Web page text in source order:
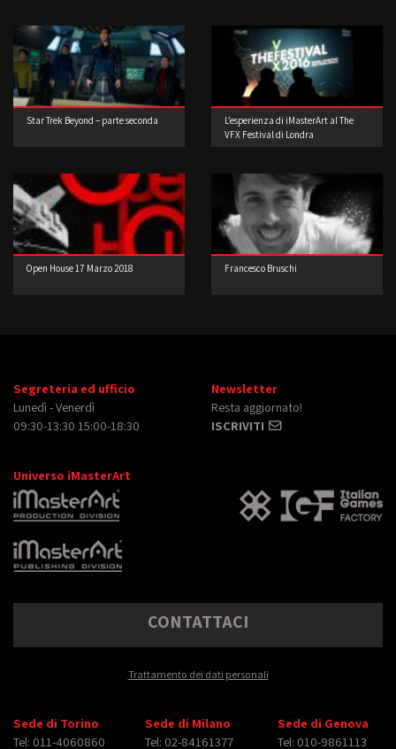
Star Trek Beyond – parte seconda
L’esperienza di iMasterArt al The
VFX Festival di Londra
Open House 17 Marzo 2018 Francesco Bruschi
Segreteria ed ufficio
Lunedì - Venerdì
09:30-13:30 15:00-18:30
Newsletter
Resta aggiornato!
ISCRIVITI
Universo iMasterArt
CONTATTACI
Trattamento dei dati personali
Sede di Torino
Tel: 011-4060860
Sede di Milano
Tel: 02-84161377
Sede di Genova
Tel: 010-9861113